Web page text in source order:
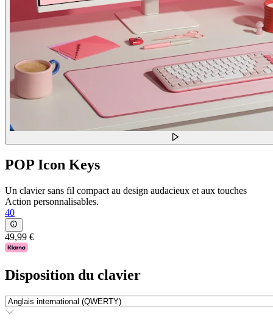
POP Icon Keys
Un clavier sans fil compact au design audacieux et aux touches
Action personnalisables.
40
49,99 €
Disposition du clavier